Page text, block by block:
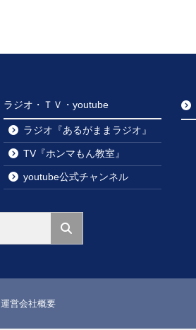
ラジオ・ＴＶ・youtube
ラジオ『あるがままラジオ』
TV『ホンマもん教室』
youtube公式チャンネル
運営会社概要